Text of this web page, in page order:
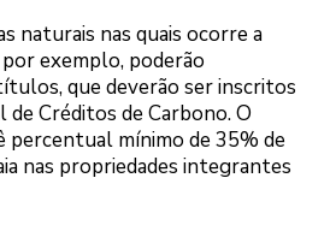
naturais nas quais ocorre a
exemplo, poderão
que deverão ser inscritos
Créditos de Carbono. O
mínimo de 35% de
nas propriedades integrantes